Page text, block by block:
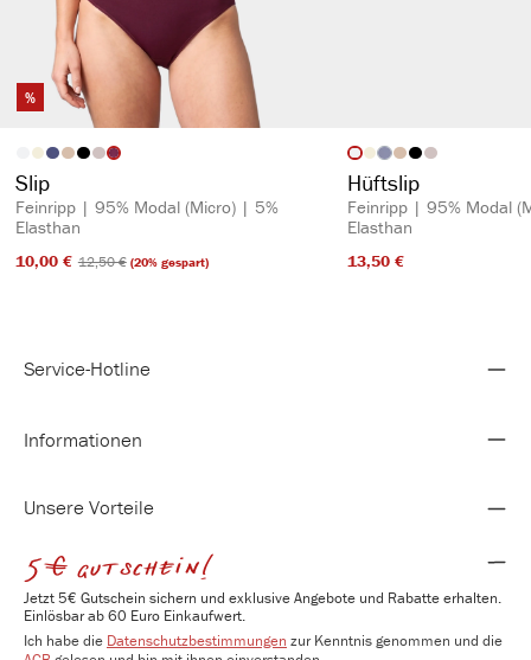
%
Artikelfarbeauswählen
Slip
Feinripp | 95% Modal (Micro) | 5%
Elasthan
10,00 €​ 12,50 €​(20% gespart)
Artikelfarbe
(Diese Option ist zurzeit
Hüftslip
Feinripp | 95% Modal
Elasthan
13,50 €​
Service-Hotline
Informationen
Unsere Vorteile
5€ gutschein!
Jetzt 5€ Gutschein sichern und exklusive Angebote und Rabatte erhalten.
Einlösbar ab 60 Euro Einkaufwert.
Ich habe die Datenschutzbestimmungen zur Kenntnis genommen und die